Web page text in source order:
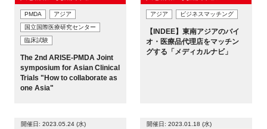
PMDA
アジア
国立国際医療研究センター
臨床試験
The 2nd ARISE-PMDA Joint
symposium for Asian Clinical
Trials "How to collaborate as
one Asia"
アジア ビジネスマッチング
【INDEE】東南アジアのバイ
オ・医療品代理店をマッチン
グする「メディカルナビ」
開催日: 2023.05.24 (水) 開催日: 2023.01.18 (水)